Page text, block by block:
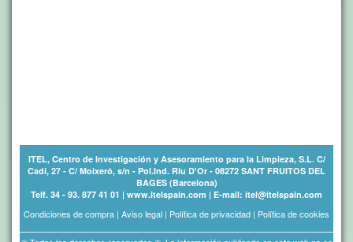
ITEL, Centro de Investigación y Asesoramiento para la Limpieza, S.L. C/
Cadí, 27 - C/ Moixeró, s/n - Pol.Ind. Riu D'Or - 08272 SANT FRUITOS DEL
BAGES (Barcelona)
Telf. 34 - 93. 877 41 01 | www.itelspain.com | E-mail: itel@itelspain.com
Condiciones de compra | Aviso legal | Política de privacidad | Política de cookies